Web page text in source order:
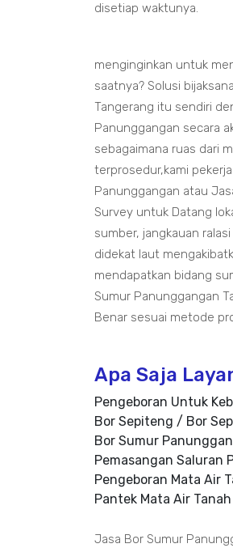
disetiap waktunya.
menginginkan untuk
saatnya? Solusi
Tangerang itu sendiri
Panunggangan secara
sebagaimana ruas dari
terprosedur,kami
Panunggangan atau
Survey untuk Datang
sumber, jangkauan
didekat laut
mendapatkan bidang
Sumur Panunggangan
Benar sesuai metode
Apa Saja
Pengeboran Untuk
Bor Sepiteng / Bor
Bor Sumur
Pemasangan Saluran
Pengeboran Mata Air
Pantek Mata Air
Jasa Bor Sumur